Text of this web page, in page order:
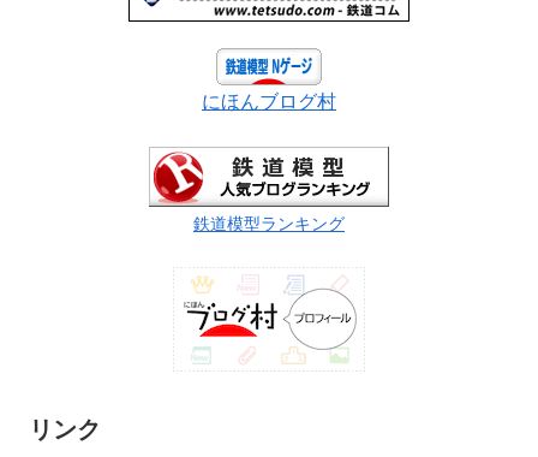
にほんブログ村
鉄道模型ランキング
リンク